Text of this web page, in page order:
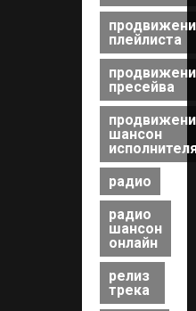
плейлиста
пресейва
шансон
радио
радио
шансон
онлайн
релиз
трека